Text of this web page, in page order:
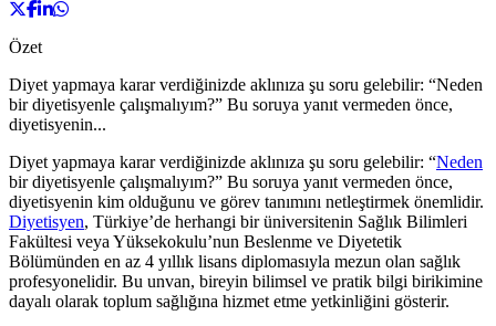
Özet
Diyet yapmaya karar verdiğinizde aklınıza şu soru gelebilir: “Neden
bir diyetisyenle çalışmalıyım?” Bu soruya yanıt vermeden önce,
diyetisyenin...
Diyet yapmaya karar verdiğinizde aklınıza şu soru gelebilir: “Neden
bir diyetisyenle çalışmalıyım?” Bu soruya yanıt vermeden önce,
diyetisyenin kim olduğunu ve görev tanımını netleştirmek önemlidir.
Diyetisyen, Türkiye’de herhangi bir üniversitenin Sağlık Bilimleri
Fakültesi veya Yüksekokulu’nun Beslenme ve Diyetetik
Bölümünden en az 4 yıllık lisans diplomasıyla mezun olan sağlık
profesyonelidir. Bu unvan, bireyin bilimsel ve pratik bilgi birikimine
dayalı olarak toplum sağlığına hizmet etme yetkinliğini gösterir.